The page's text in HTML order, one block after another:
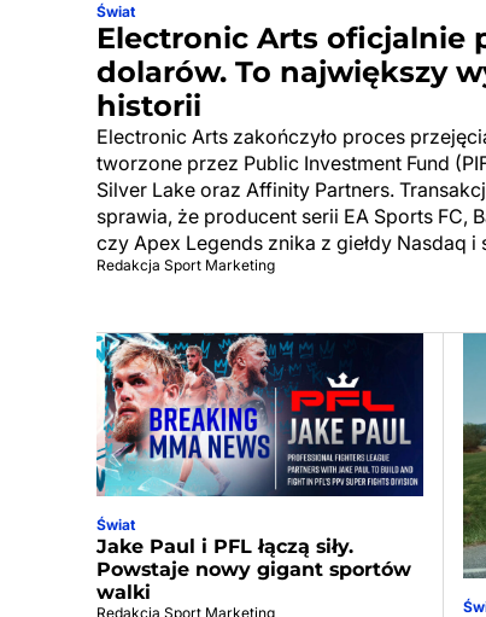
Świat
Electronic Arts oficjalnie
dolarów. To największy
historii
Electronic Arts zakończyło proces
tworzone przez Public Investment Fund
Silver Lake oraz Affinity Partners.
sprawia, że producent serii EA Sports FC,
czy Apex Legends znika z giełdy Nasdaq i
Redakcja Sport Marketing
Świat
Jake Paul i PFL łączą siły.
Powstaje nowy gigant sportów
walki
Redakcja Sport Marketing